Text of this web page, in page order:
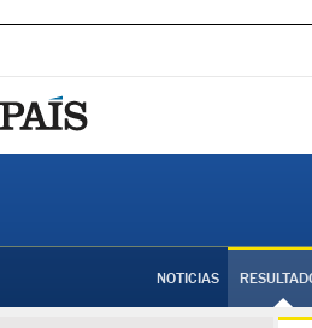
NOTICIAS